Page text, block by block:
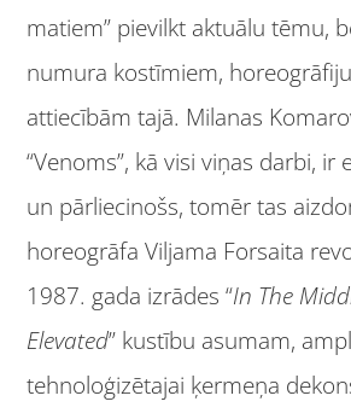
matiem” pievilkt aktuālu tēmu,
numura kostīmiem,
attiecībām tajā. Milanas
“Venoms”, kā visi viņas darbi, ir
un pārliecinošs, tomēr tas
horeogrāfa Viljama Forsaita
1987. gada izrādes “In The
Elevated” kustību asumam,
tehnoloģizētajai ķermeņa